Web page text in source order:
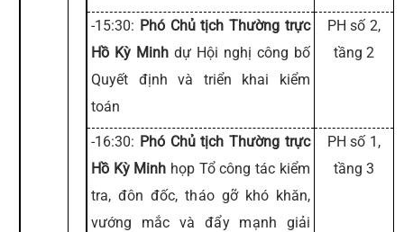
-15:30: Phó Chủ tịch Thường trực
Hồ Kỳ Minh dự Hội nghị công bố
Quyết định và triển khai kiểm
toán
PH số 2,
tầng 2
-16:30: Phó Chủ tịch Thường trực
Hồ Kỳ Minh họp Tổ công tác kiểm
tra, đôn đốc, tháo gỡ khó khăn,
vướng mắc và đẩy mạnh giải
PH số 1,
tầng 3